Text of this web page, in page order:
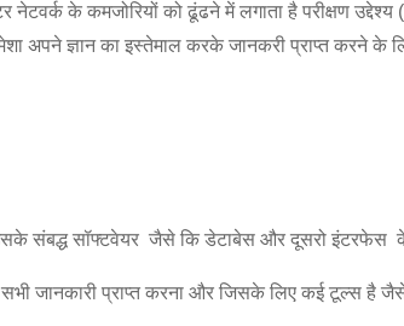
के कमजोरियों को ढूंढने में लगाता है परीक्षण
अपने ज्ञान का इस्तेमाल करके जानकरी प्राप्त करने
संबद्ध सॉफ्टवेयर जैसे कि डेटाबेस और दूसरो
जानकारी प्राप्त करना और जिसके लिए कई टूल्स है